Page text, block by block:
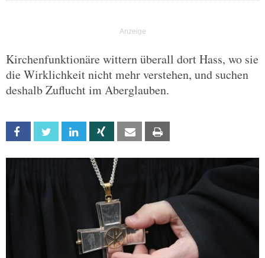
Kirchenfunktionäre wittern überall dort Hass, wo sie
die Wirklichkeit nicht mehr verstehen, und suchen
deshalb Zuflucht im Aberglauben.
Facebook Twitter Linkedin Xing Email